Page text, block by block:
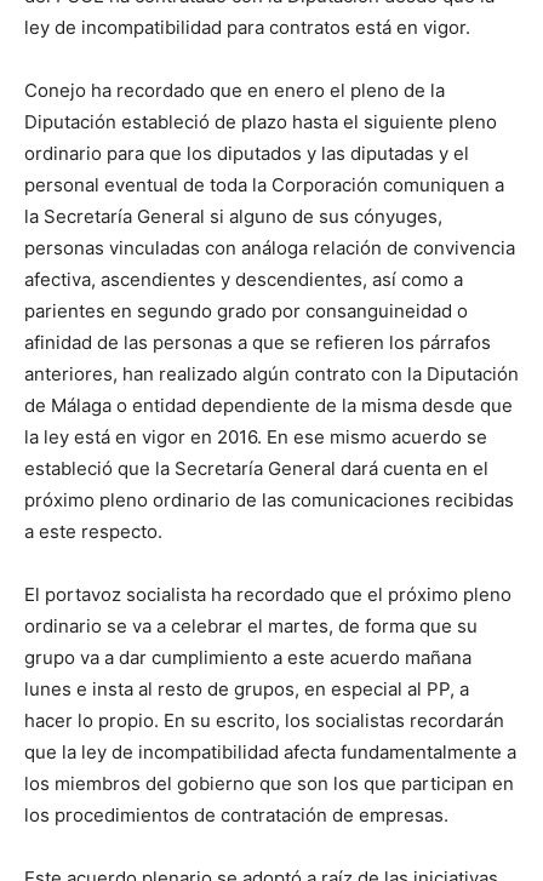
ley de incompatibilidad para contratos está en vigor.
Conejo ha recordado que en enero el pleno de la
Diputación estableció de plazo hasta el siguiente pleno
ordinario para que los diputados y las diputadas y el
personal eventual de toda la Corporación comuniquen a
la Secretaría General si alguno de sus cónyuges,
personas vinculadas con análoga relación de convivencia
afectiva, ascendientes y descendientes, así como a
parientes en segundo grado por consanguineidad o
afinidad de las personas a que se refieren los párrafos
anteriores, han realizado algún contrato con la Diputación
de Málaga o entidad dependiente de la misma desde que
la ley está en vigor en 2016. En ese mismo acuerdo se
estableció que la Secretaría General dará cuenta en el
próximo pleno ordinario de las comunicaciones recibidas
a este respecto.
El portavoz socialista ha recordado que el próximo pleno
ordinario se va a celebrar el martes, de forma que su
grupo va a dar cumplimiento a este acuerdo mañana
lunes e insta al resto de grupos, en especial al PP, a
hacer lo propio. En su escrito, los socialistas recordarán
que la ley de incompatibilidad afecta fundamentalmente a
los miembros del gobierno que son los que participan en
los procedimientos de contratación de empresas.